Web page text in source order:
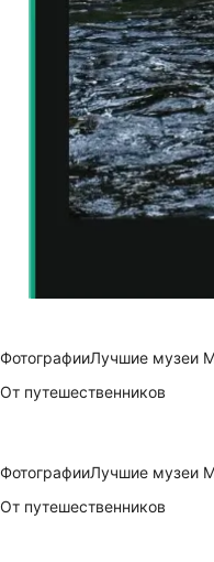
ФотографииЛучшие музеи
От путешественников
ФотографииЛучшие музеи
От путешественников